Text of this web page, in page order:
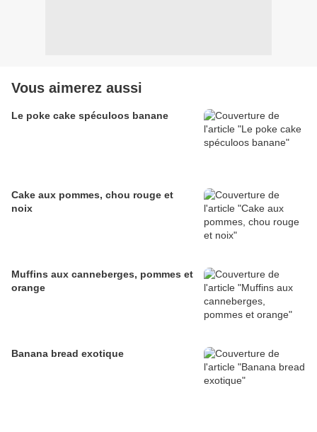
Vous aimerez aussi
Le poke cake spéculoos banane
Cake aux pommes, chou rouge et
noix
Muffins aux canneberges, pommes et
orange
Banana bread exotique